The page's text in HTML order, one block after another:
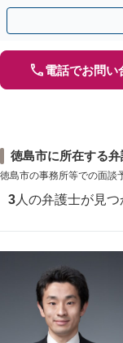
可】【初回相談無料】
電話でお問い
徳島市に所在する弁
徳島市の事務所等での面談
3 人の弁護士が見